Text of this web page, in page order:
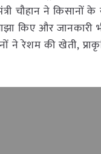
चौहान ने
किए और जानकारी
ने रेशम की खेती,